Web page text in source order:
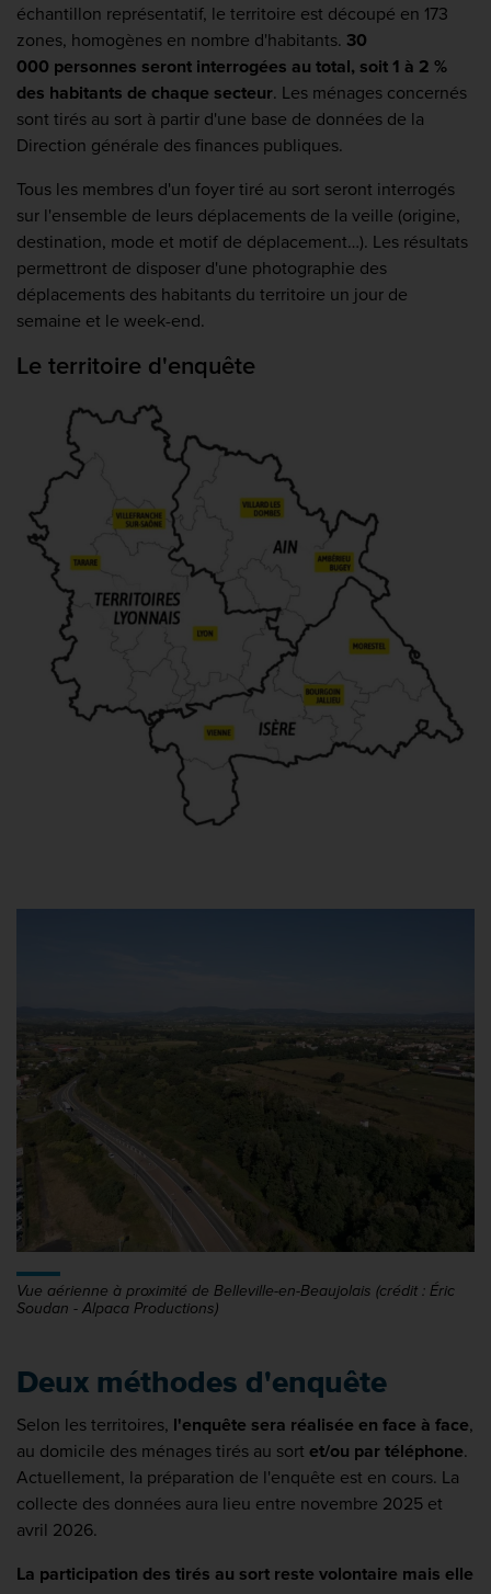
échantillon représentatif, le territoire est découpé en 173
zones, homogènes en nombre d'habitants. 30
000 personnes seront interrogées au total, soit 1 à 2 %
des habitants de chaque secteur. Les ménages concernés
sont tirés au sort à partir d'une base de données de la
Direction générale des finances publiques.
Tous les membres d'un foyer tiré au sort seront interrogés
sur l'ensemble de leurs déplacements de la veille (origine,
destination, mode et motif de déplacement…). Les résultats
permettront de disposer d'une photographie des
déplacements des habitants du territoire un jour de
semaine et le week-end.
Le territoire d'enquête
Vue aérienne à proximité de Belleville-en-Beaujolais (crédit : Éric
Soudan - Alpaca Productions)
Deux méthodes d'enquête
Selon les territoires, l'enquête sera réalisée en face à face,
au domicile des ménages tirés au sort et/ou par téléphone.
Actuellement, la préparation de l'enquête est en cours. La
collecte des données aura lieu entre novembre 2025 et
avril 2026.
La participation des tirés au sort reste volontaire mais elle